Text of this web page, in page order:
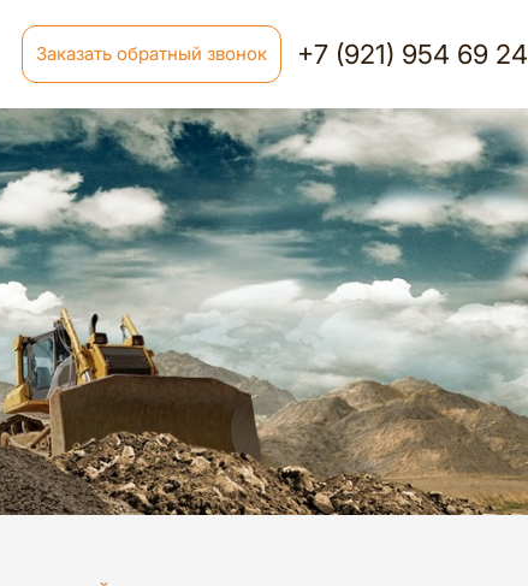
Заказать обратный звонок +7 (921) 954 69 24